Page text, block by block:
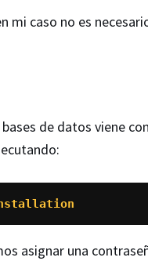
mi caso no es
de datos viene
asignar una